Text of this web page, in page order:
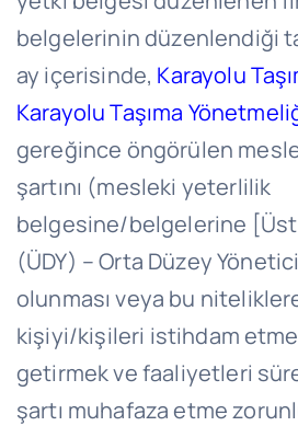
belgelerinin düzenlendiği
ay içerisinde, Karayolu
Karayolu Taşıma
gereğince öngörülen
şartını (mesleki yeterlilik
belgesine/belgelerine [Üst
(ÜDY) – Orta Düzey
olunması veya bu
kişiyi/kişileri istihdam
getirmek ve faaliyetleri
şartı muhafaza etme